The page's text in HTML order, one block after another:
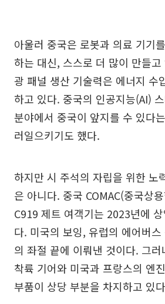
아울러 중국은 로봇과 의료 기기
하는 대신, 스스로 더 많이 만들
광 패널 생산 기술력은 에너지 수
하고 있다. 중국의 인공지능(AI)
분야에서 중국이 앞지를 수 있다
러일으키기도 했다.
하지만 시 주석의 자립을 위한 노
은 아니다. 중국 COMAC(중국상
C919 제트 여객기는 2023년에
다. 미국의 보잉, 유럽의 에어버
의 좌절 끝에 이뤄낸 것이다. 그러
착륙 기어와 미국과 프랑스의 엔
부품이 상당 부분을 차지하고 있